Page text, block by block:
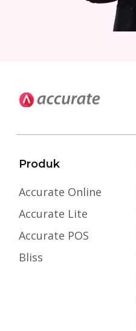
Produk
Accurate Online
Accurate Lite
Accurate POS
Bliss